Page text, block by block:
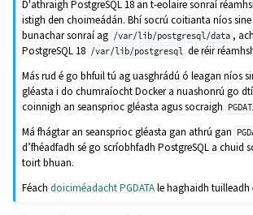
D'athraigh PostgreSQL 18 an t-eolaire sonraí
istigh den choimeádán. Bhí socrú coitianta níos
bunachar sonraí ag /var/lib/postgresql/data ,
PostgreSQL 18 /var/lib/postgresql de réir
Más rud é go bhfuil tú ag uasghrádú ó leagan níos
gléasta i do chumraíocht Docker a nuashonrú go
coinnigh an seansprioc gléasta agus socraigh
Má fhágtar an seansprioc gléasta gan athrú gan
d’fhéadfadh sé go scríobhfadh PostgreSQL a chuid
toirt bhuan.
Féachdoiciméadacht PGDATAle haghaidh tuilleadh